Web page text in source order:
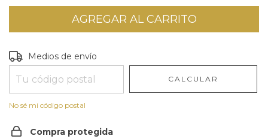
Entregas para el CP:
Medios de envío
CALCULAR
No sé mi código postal
Compra protegida